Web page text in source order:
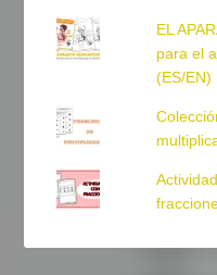
EL
para el
(ES/EN)